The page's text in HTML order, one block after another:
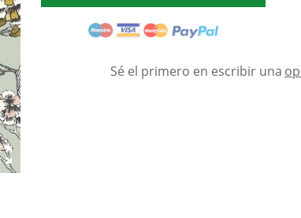
Sé el primero en escribir una